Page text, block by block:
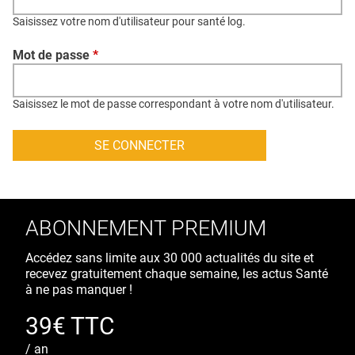
CONTACT
CRÉDITS
Saisissez votre nom d'utilisateur pour santé log.
Mot de passe *
Saisissez le mot de passe correspondant à votre nom d'utilisateur.
ABONNEMENT PREMIUM
Accédez sans limite aux 30 000 actualités du site et
recevez gratuitement chaque semaine, les actus Santé
à ne pas manquer !
39€ TTC
/ an